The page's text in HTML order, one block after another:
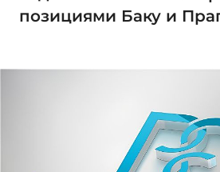
позициями Баку и